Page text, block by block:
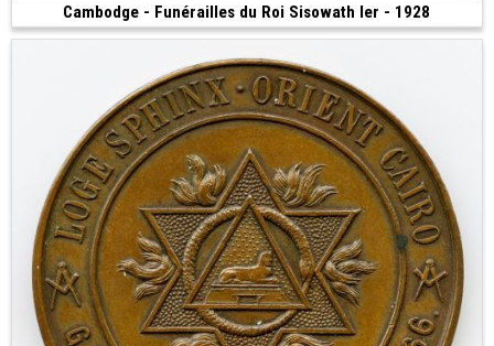
Cambodge - Funérailles du Roi Sisowath Ier - 1928
(1928 • Paris • 5.68 g • 23 mm)